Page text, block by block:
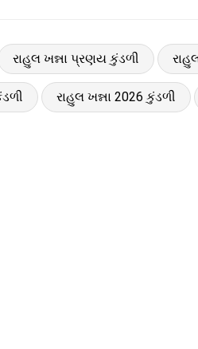
રાહુલ ખન્ના પ્રણય કુંડળી
રાહુલ ખન્ના 2026 કુંડળી